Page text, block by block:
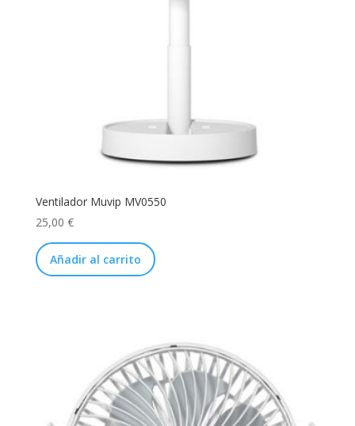
Ventilador Muvip MV0550
25,00 €
Añadir al carrito